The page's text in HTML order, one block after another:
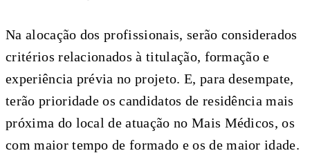
Na alocação dos profissionais, serão considerados
critérios relacionados à titulação, formação e
experiência prévia no projeto. E, para desempate,
terão prioridade os candidatos de residência mais
próxima do local de atuação no Mais Médicos, os
com maior tempo de formado e os de maior idade.